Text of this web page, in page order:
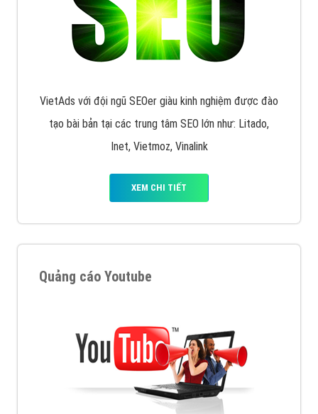
VietAds với đội ngũ SEOer giàu kinh nghiệm được đào
tạo bài bản tại các trung tâm SEO lớn như: Litado,
Inet, Vietmoz, Vinalink
XEM CHI TIẾT
Quảng cáo Youtube